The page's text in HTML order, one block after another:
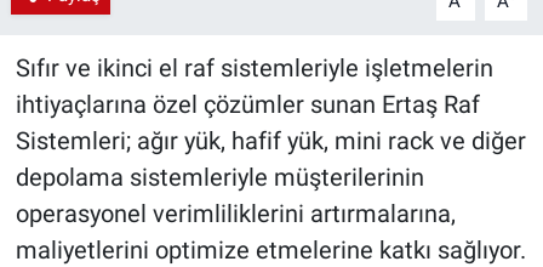
Sıfır ve ikinci el raf sistemleriyle işletmelerin
ihtiyaçlarına özel çözümler sunan Ertaş Raf
Sistemleri; ağır yük, hafif yük, mini rack ve diğer
depolama sistemleriyle müşterilerinin
operasyonel verimliliklerini artırmalarına,
maliyetlerini optimize etmelerine katkı sağlıyor.